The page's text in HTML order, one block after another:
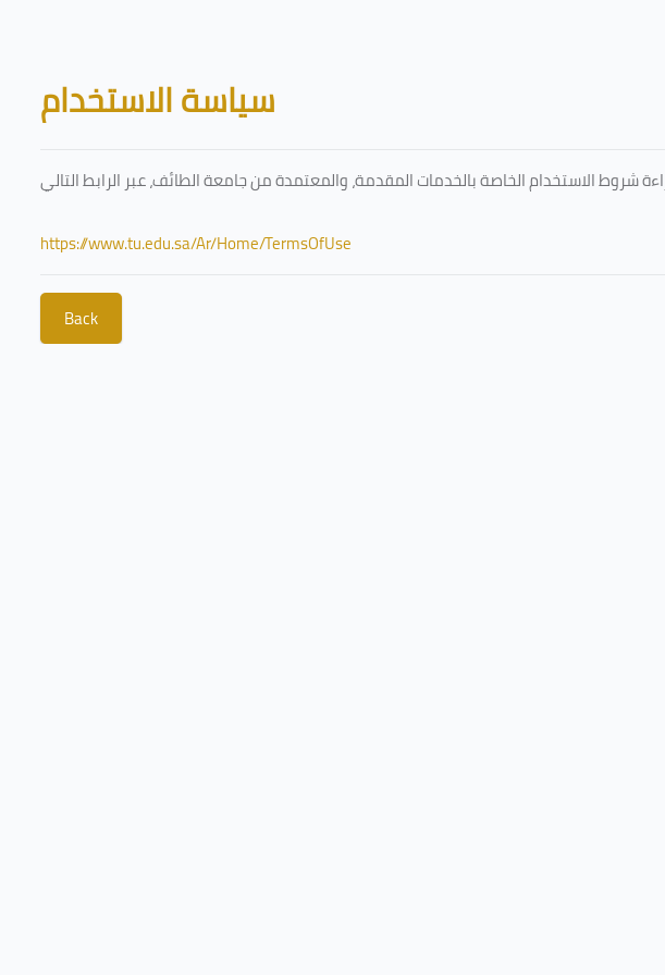
Blocks
سياسة الاستخدام
https://www.tu.edu.sa/Ar/Home/TermsOfUse
Back